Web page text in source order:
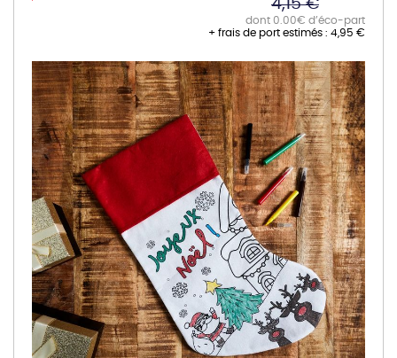
4,15 €
dont 0.00€ d’éco-part
+ frais de port estimés : 4,95 €
Skip
to
the
end
of
the
images
gallery